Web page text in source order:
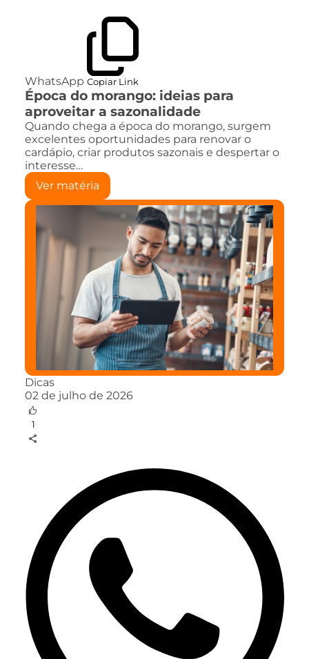
WhatsApp Copiar Link
Época do morango: ideias para
aproveitar a sazonalidade
Quando chega a época do morango, surgem
excelentes oportunidades para renovar o
cardápio, criar produtos sazonais e despertar o
interesse…
Ver matéria
Dicas
02 de julho de 2026
1